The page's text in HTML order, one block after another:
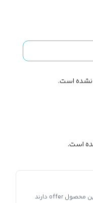
نشده است.
است.
سوال شما برای تمام فروشندگانی که روی این محصول offer دارند